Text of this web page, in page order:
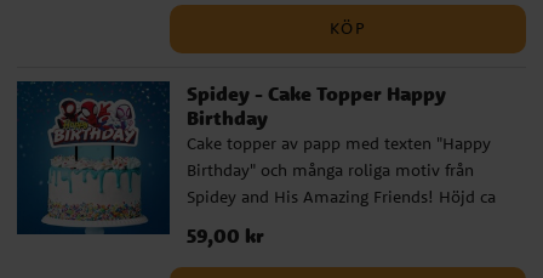
superhjältekalas med fart och fläkt. En kul
och dekorativ detalj som gör födelsedagen
KÖP
Spidey - Cake Topper Happy
Birthday
Cake topper av papp med texten "Happy
Birthday" och många roliga motiv från
Spidey and His Amazing Friends! Höjd ca
Pris:59,00 kr
59,00 kr